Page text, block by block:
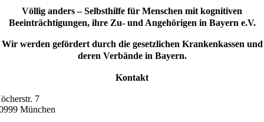
Völlig anders – Selbsthilfe für Menschen mit kognitiven
Beeinträchtigungen, ihre Zu- und Angehörigen in Bayern e.V.
Wir werden gefördert durch die gesetzlichen Krankenkassen und
deren Verbände in Bayern.
Kontakt
7
München